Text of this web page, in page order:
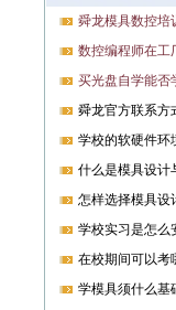
舜龙模具数控培
买光盘自学能否
舜龙官方联系方
学校的软硬件环
什么是模具设计
怎样选择模具设
学校实习是怎么
在校期间可以考